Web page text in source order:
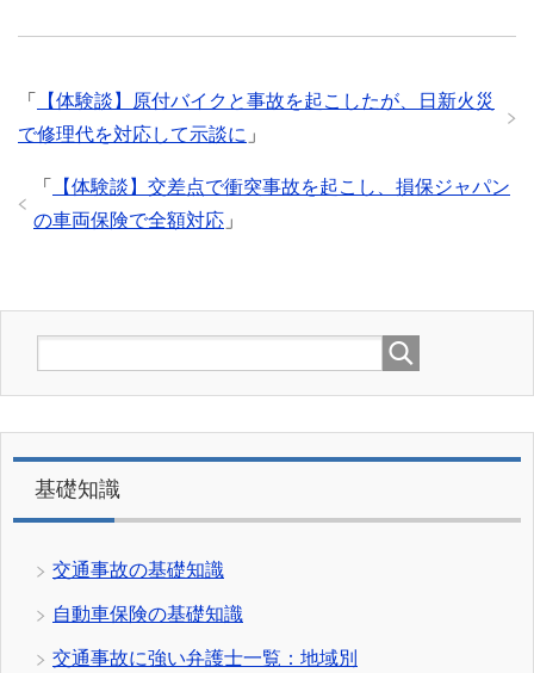
「
【体験談】原付バイクと事故を起こしたが、日新火災
で修理代を対応して示談に 」
「
【体験談】交差点で衝突事故を起こし、損保ジャパン
の車両保険で全額対応 」
基礎知識
交通事故の基礎知識
自動車保険の基礎知識
交通事故に強い弁護士一覧：地域別